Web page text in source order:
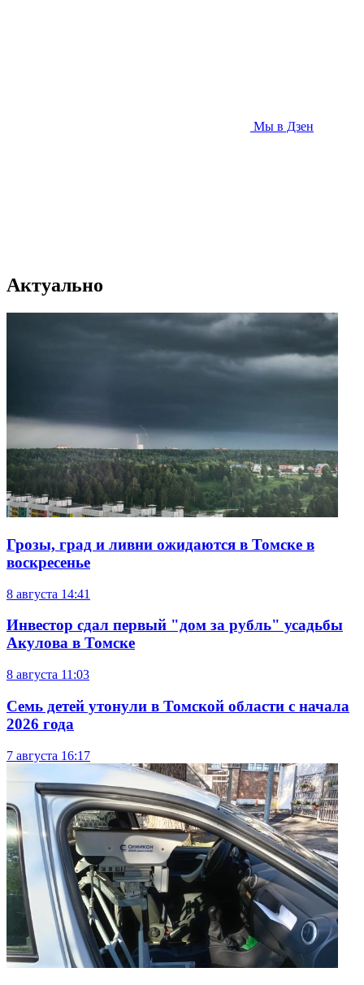
Мы в Дзен
Актуально
Грозы, град и ливни ожидаются в Томске в
воскресенье
8 августа 14:41
Инвестор сдал первый "дом за рубль" усадьбы
Акулова в Томске
8 августа 11:03
Семь детей утонули в Томской области с начала
2026 года
7 августа 16:17